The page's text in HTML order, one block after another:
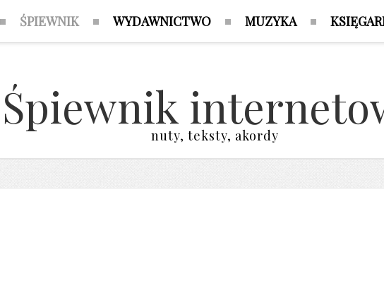
ŚPIEWNIK WYDAWNICTWO MUZYKA
Śpiewnik
nuty, teksty, akordy